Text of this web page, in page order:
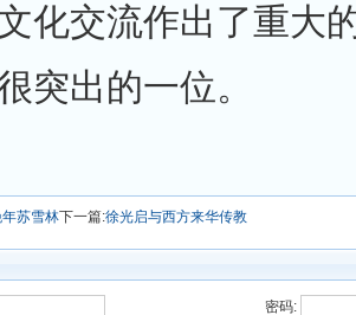
化交流作出了重大
突出的一位。
苏雪林下一篇:徐光启与西方来华传教
密码: